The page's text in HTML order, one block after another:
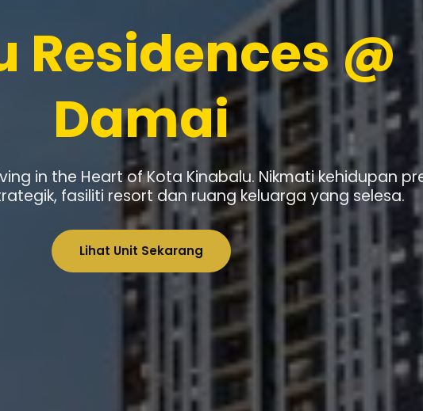
Residences @
Damai
in the Heart of Kota Kinabalu. Nikmati kehidupan
fasiliti resort dan ruang keluarga yang selesa.
Lihat Unit Sekarang